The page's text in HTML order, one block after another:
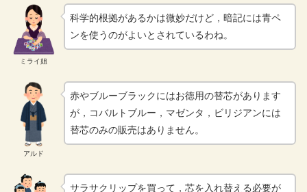
ミライ姐
科学的根拠があるかは微妙だけど，暗記には青ペ
ンを使うのがよいとされているわね。
アルド
赤やブルーブラックにはお徳用の替芯があります
が，コバルトブルー，マゼンタ，ビリジアンには
替芯のみの販売はありません。
サラサクリップを買って，芯を入れ替える必要が